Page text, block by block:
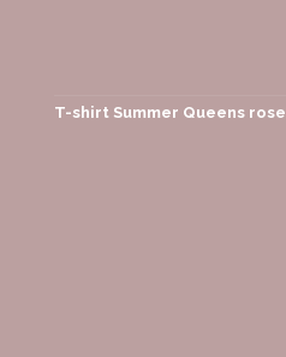
T-shirt Summer Queens rose